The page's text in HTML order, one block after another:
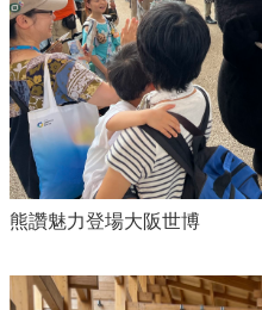
熊讚魅力登場大阪世博